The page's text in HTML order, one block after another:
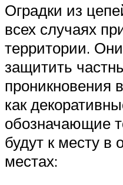
Оградки из
всех случаях
территории.
защитить
проникновения
как
обозначающие
будут к месту в
местах: